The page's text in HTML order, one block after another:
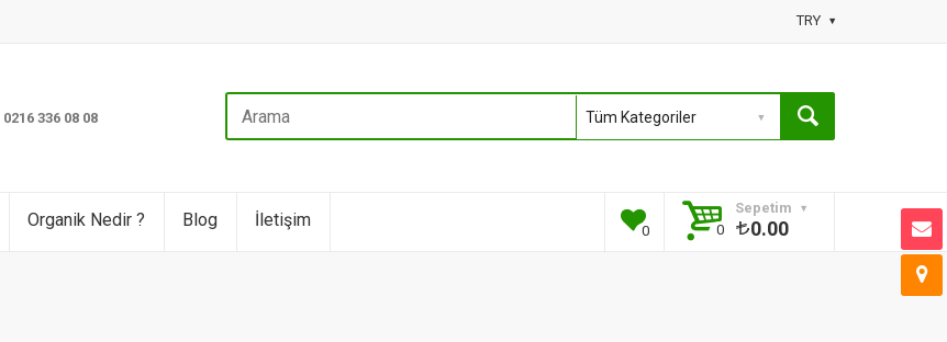
TRY
0216 336 08 08
Organik Nedir ? Blog İletişim
0
Sepetim
0
0.00